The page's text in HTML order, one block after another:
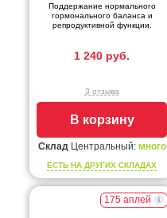
Поддержание нормального
гормонального баланса и
репродуктивной функции.
1 240 руб.
3 отзыва
В корзину
Склад Центральный: много
ЕСТЬ НА ДРУГИХ СКЛАДАХ
175 аплей